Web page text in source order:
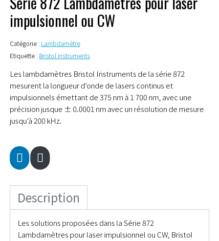
impulsionnel ou CW
Catégorie : Lambdamètre
Etiquette : Bristol instruments
Les lambdamètres Bristol Instruments de la série 872
mesurent la longueur d’onde de lasers continus et
impulsionnels émettant de 375 nm à 1 700 nm, avec une
précision jusque ± 0.0001 nm avec un résolution de mesure
jusqu’à 200 kHz.
Description
Les solutions proposées dans la Série 872
Lambdamètres pour laser impulsionnel ou CW, Bristol